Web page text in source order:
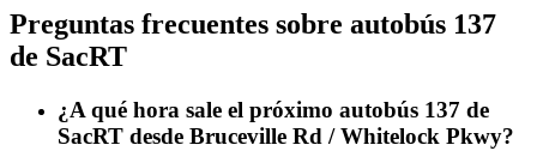
Preguntas frecuentes sobre autobús 137
de SacRT
¿A qué hora sale el próximo autobús 137 de
SacRT desde Bruceville Rd / Whitelock Pkwy?